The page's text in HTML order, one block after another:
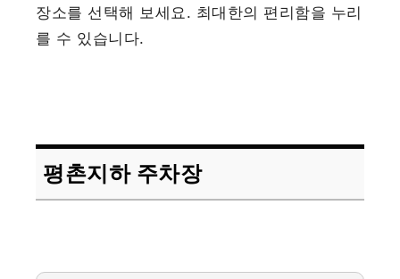
장소를 선택해 보세요. 최대한의 편리함을 누리
를 수 있습니다.
평촌지하 주차장